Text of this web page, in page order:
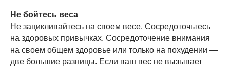
Не бойтесь веса
Не зацикливайтесь на своем весе. Сосредоточьтесь
на здоровых привычках. Сосредоточение внимания
на своем общем здоровье или только на похудении —
две большие разницы. Если ваш вес не вызывает